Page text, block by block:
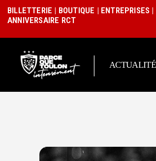
BILLETTERIE | BOUTIQUE | ENTREPRISES |
ANNIVERSAIRE RCT
|